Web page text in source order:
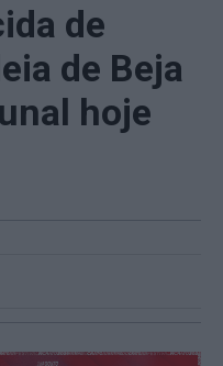
de
de Beja
hoje